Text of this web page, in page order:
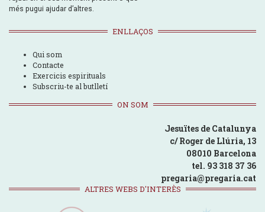
més pugui ajudar d’altres.
ENLLAÇOS
Qui som
Contacte
Exercicis espirituals
Subscriu-te al butlletí
ON SOM
Jesuïtes de Catalunya
c/ Roger de Llúria, 13
08010 Barcelona
tel. 93 318 37 36
pregaria@pregaria.cat
ALTRES WEBS D'INTERÈS